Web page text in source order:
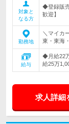
対象と
なる方
◆登録販
歓迎】
勤務地
＼マイカ
東・東海
給与
◆月給22
給25万
求人詳細